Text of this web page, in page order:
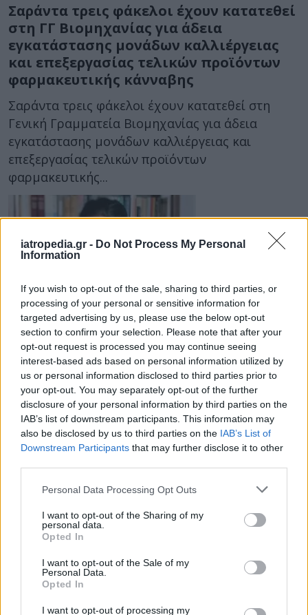
iatropedia.gr - Do Not Process My Personal
Information
If you wish to opt-out of the sale, sharing to third parties, or
processing of your personal or sensitive information for
targeted advertising by us, please use the below opt-out
section to confirm your selection. Please note that after your
opt-out request is processed you may continue seeing
interest-based ads based on personal information utilized by
us or personal information disclosed to third parties prior to
your opt-out. You may separately opt-out of the further
disclosure of your personal information by third parties on the
IAB’s list of downstream participants. This information may
also be disclosed by us to third parties on the IAB’s List of
Downstream Participants that may further disclose it to other
Personal Data Processing Opt Outs
I want to opt-out of the Sharing of my
personal data.
Opted In
I want to opt-out of the Sale of my
Personal Data.
Opted In
I want to opt-out of processing my
Σαράντα τρεις φάκελοι έχουν κατατεθεί
στη ΓΓ Βιομηχανίας για άδεια
εγκατάστασης μονάδων καλλιέργειας
και επεξεργασίας τελικών προϊόντων
φαρμακευτικής κάνναβης
Σαράντα τρεις φάκελοι έχουν κατατεθεί στη
Γενική Γραμματεία Βιομηχανίας για άδεια
εγκατάστασης μονάδων καλλιέργειας και
επεξεργασίας τελικών προϊόντων
φαρμακευτικής...
12 Φεβρουαρίου 2019 07:48
Φαρμακευτική κάνναβη και γονείς σε
απόγνωση για την χρήση της:
Συνέντευξη της εκπροσώπου του
ΜΑΜΑΚΑ
Αυτοαποκαλούνται "ΜΑΜΑΚΑ- ΜΑΜΑδες για την
ΚΑνναβη" και αρχικά ήταν γονείς με παιδιά που
έχουν να ωφεληθούν από την φαρμακευτική...
20 Νοεμβρίου 2018 09:04